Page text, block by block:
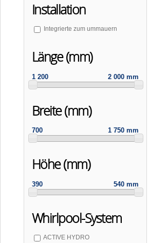
Installation
Integrierte zum ummauern
Länge (mm)
1 200 2 000 mm
Breite (mm)
700 1 750 mm
Höhe (mm)
390 540 mm
Whirlpool-System
ACTIVE HYDRO